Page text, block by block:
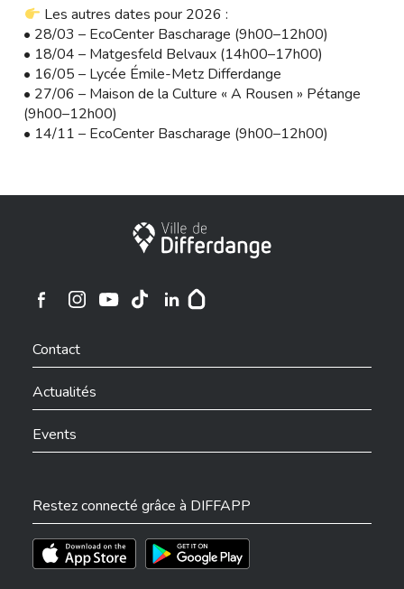
Les autres dates pour 2026 :
• 28/03 – EcoCenter Bascharage (9h00–12h00)
• 18/04 – Matgesfeld Belvaux (14h00–17h00)
• 16/05 – Lycée Émile-Metz Differdange
• 27/06 – Maison de la Culture « A Rousen » Pétange
(9h00–12h00)
• 14/11 – EcoCenter Bascharage (9h00–12h00)
Ville de Differdange
Ville de Differdange sur Instagram
Contact
Actualités
Events
Restez connecté grâce à DIFFAPP
Téléchargez l'app sur l'App StoreTéléchargez l'app sur Play Store